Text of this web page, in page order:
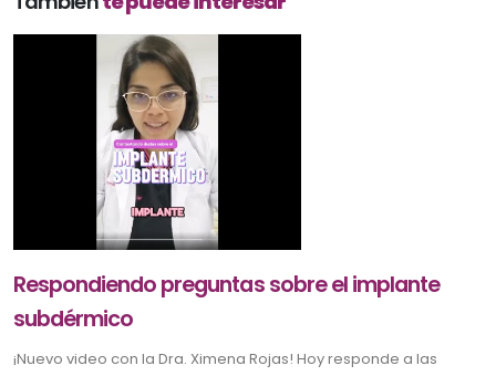
Respondiendo preguntas sobre el implante
subdérmico
¡Nuevo video con la Dra. Ximena Rojas! Hoy responde a las